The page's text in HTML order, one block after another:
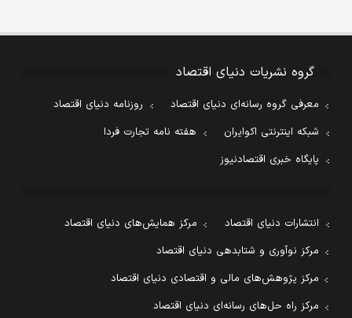
گروه نشریات دنیای اقتصاد
معرفی گروه رسانه‌ای دنیای اقتصاد
روزنامه دنیای اقتصاد
شبکه اینترنتی اکوایران
هفته نامه تجارت فردا
پایگاه خبری اقتصادنیوز
انتشارات دنیای اقتصاد
مرکز همایش‌های دنیای اقتصاد
مرکز نوآوری و شتابدهی دنیای اقتصاد
مرکز پژوهش‌های مالی و اقتصادی دنیای اقتصاد
مرکز راه حل‌های رسانه‌ای دنیای اقتصاد